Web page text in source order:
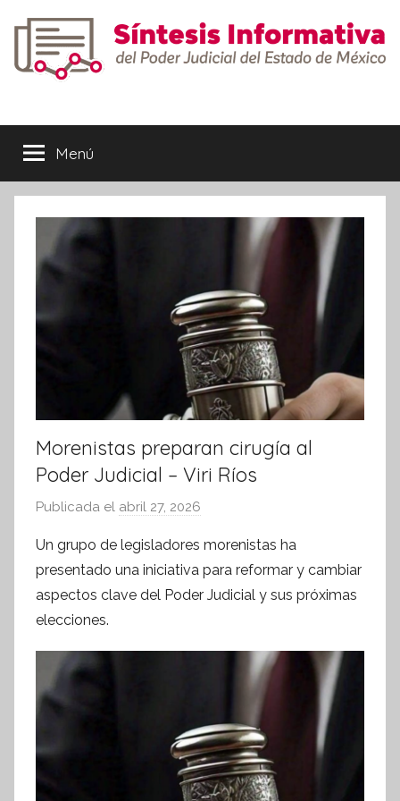
contenido
Menú
Morenistas preparan cirugía al
Poder Judicial – Viri Ríos
Publicada el abril 27, 2026
r
S
í
s
I
n
Un grupo de legisladores morenistas ha
presentado una iniciativa para reformar y cambiar
aspectos clave del Poder Judicial y sus próximas
elecciones.